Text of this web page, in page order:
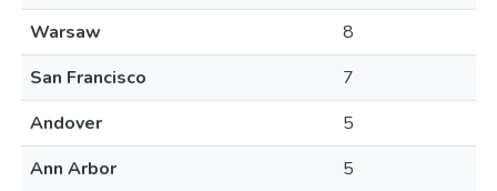
Warsaw
8
San Francisco
7
Andover
5
Ann Arbor
5